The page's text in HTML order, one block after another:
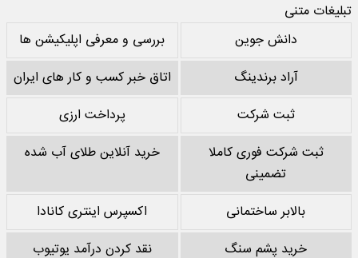
تبلیغات متنی
دانش جوین
بررسی و معرفی اپلیکیشن ها
آراد برندینگ
اتاق خبر کسب و کار های ایران
ثبت شرکت
پرداخت ارزی
ثبت شرکت فوری کاملا
تضمینی
خرید آنلاین طلای آب شده
بالابر ساختمانی
اکسپرس اینتری کانادا
خرید پشم سنگ
نقد کردن درآمد یوتیوب